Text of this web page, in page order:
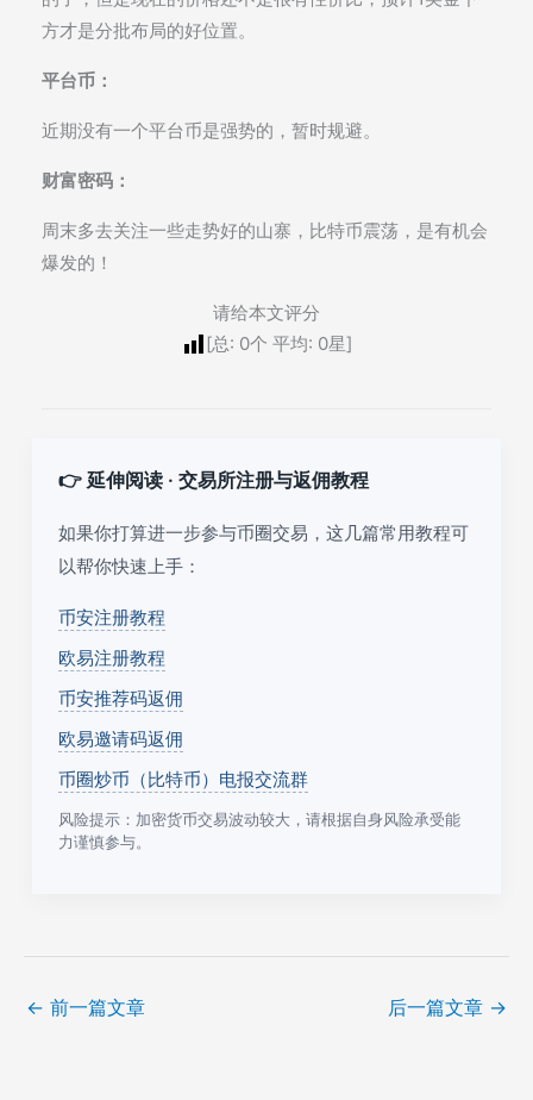
方才是分批布局的好位置。
平台币：
近期没有一个平台币是强势的，暂时规避。
财富密码：
周末多去关注一些走势好的山寨，比特币震荡，是有机会
爆发的！
请给本文评分
[总: 0个 平均: 0星]
👉 延伸阅读 · 交易所注册与返佣教程
如果你打算进一步参与币圈交易，这几篇常用教程可
以帮你快速上手：
币安注册教程
欧易注册教程
币安推荐码返佣
欧易邀请码返佣
币圈炒币（比特币）电报交流群
风险提示：加密货币交易波动较大，请根据自身风险承受能
力谨慎参与。
← 前一篇文章 后一篇文章 →